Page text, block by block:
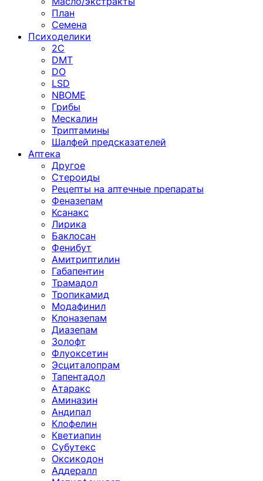
План
Семена
Психоделики
2C
DMT
DO
LSD
NBOME
Грибы
Мескалин
Триптамины
Шалфей предсказателей
Аптека
Другое
Стероиды
Рецепты на аптечные препараты
Феназепам
Ксанакс
Лирика
Баклосан
Фенибут
Амитриптилин
Габапентин
Трамадол
Тропикамид
Модафинил
Клоназепам
Диазепам
Золофт
Флуоксетин
Эсциталопрам
Тапентадол
Атаракс
Аминазин
Андипал
Клофелин
Кветиапин
Субутекс
Оксикодон
Аддералл